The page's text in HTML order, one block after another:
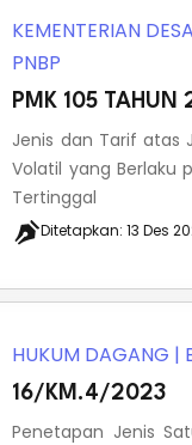
KEMENTERIAN
PNBP
PMK 105 TAHUN
Jenis dan Tarif atas
Volatil yang Berlaku
Tertinggal
Ditetapkan:13 Des
HUKUM DAGANG |
16/KM.4/2023
Penetapan Jenis